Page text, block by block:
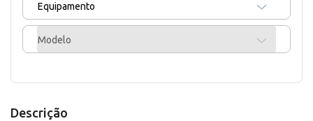
Equipamento
Modelo
Descrição